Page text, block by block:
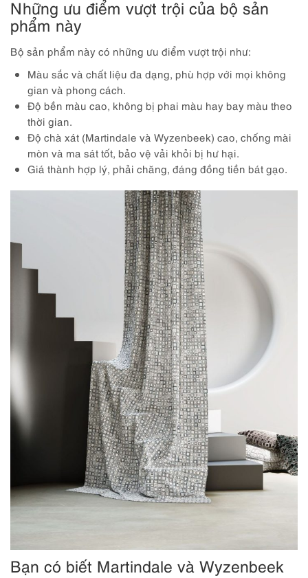
Những ưu điểm vượt trội của bộ sản
phẩm này
Bộ sản phẩm này có những ưu điểm vượt trội như:
Màu sắc và chất liệu đa dạng, phù hợp với mọi không
gian và phong cách.
Độ bền màu cao, không bị phai màu hay bay màu theo
thời gian.
Độ chà xát (Martindale và Wyzenbeek) cao, chống mài
mòn và ma sát tốt, bảo vệ vải khỏi bị hư hại.
Giá thành hợp lý, phải chăng, đáng đồng tiền bát gạo.
Bạn có biết Martindale và Wyzenbeek